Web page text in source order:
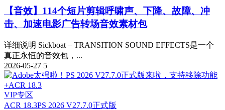
【音效】114个短片剪辑呼啸声、下降、故障、冲
击、加速电影广告转场音效素材包
详细说明 Sickboat – TRANSITION SOUND EFFECTS是一个
真正永恒的音效包，...
2026-05-27 5
VIP专区
ACR 18.3PS 2026 V27.7.0正式版